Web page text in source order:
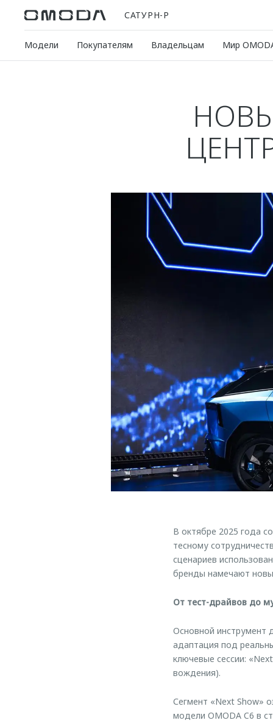
САТУРН-Р
Модели Покупателям Владельцам Мир
В октябре 2025 года
тесному
сценариев
бренды намечают
От тест-драйвов до
Основной инструмент
адаптация под
ключевые сессии:
вождения).
Сегмент «Next Show»
модели OMODA C6 в